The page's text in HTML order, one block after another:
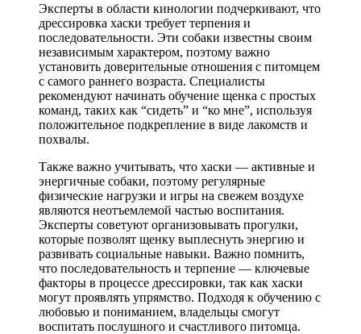
Эксперты в области кинологии подчеркивают, что
дрессировка хаски требует терпения и
последовательности. Эти собаки известны своим
независимым характером, поэтому важно
установить доверительные отношения с питомцем
с самого раннего возраста. Специалисты
рекомендуют начинать обучение щенка с простых
команд, таких как “сидеть” и “ко мне”, используя
положительное подкрепление в виде лакомств и
похвалы.
Также важно учитывать, что хаски — активные и
энергичные собаки, поэтому регулярные
физические нагрузки и игры на свежем воздухе
являются неотъемлемой частью воспитания.
Эксперты советуют организовывать прогулки,
которые позволят щенку выплеснуть энергию и
развивать социальные навыки. Важно помнить,
что последовательность и терпение — ключевые
факторы в процессе дрессировки, так как хаски
могут проявлять упрямство. Подходя к обучению с
любовью и пониманием, владельцы смогут
воспитать послушного и счастливого питомца.